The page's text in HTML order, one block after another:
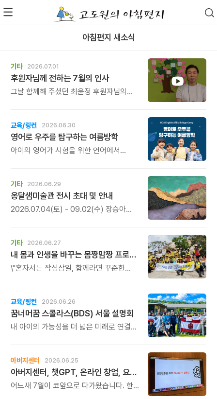
아침편지 새소식
기타 2026.07.01
후원자님께 전하는 7월의 인사
그날 함께해 주셨던 최윤정 후원자님의
한 번 시청해 보세요. 후원의 의미와 따뜻한
마음을 함께 느껴보실 수 있습니다.
교육/링컨 2026.06.30
영어로 우주를 탐구하는 여름방학
아이의 영어가 시험을 위한 언어에서
기타 2026.06.29
옹달샘미술관 전시 초대 및 안내
2026.07.04(토) - 09.02(수) 장승아
깊은산속옹달샘의 장소성과 맞물려, 숲과
나무를 매개로 한 회화 세계를 선보이며,
\'사이사이\'는 보이는 풍경과 보이지 않는
기억, 떠남과 머묾, 고요와 흔들림 사이에
기타 2026.06.27
내 몸과 인생을 바꾸는 몸짱맘짱 프로그램 모집
\"혼자서는 작심삼일, 함께라면 꾸준한
공동체입니다.
교육/링컨 2026.06.26
꿈너머꿈 스콜라스(BDS) 서울 설명회
내 아이의 가능성을 더 넓은 미래로 연결해
아버지센터 2026.06.25
아버지센터, 챗GPT, 온라인 창업, 요통 교실 신청하세요
어느새 7월이 코앞으로 다가왔습니다. 한